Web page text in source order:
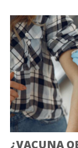
¿VACUNA